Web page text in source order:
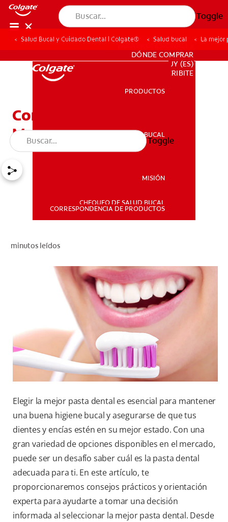
Toggle
SALUD BUCAL
PARA PROFESIONALES
DÓNDE COMPRAR
SUSCRIBITE
PARA PROFESIONALES
DÓNDE COMPRAR
UY (ES)
SUSCRIBITE
PRODUCTOS
SALUD BUCAL
MISIÓN
CHEQUEO DE SALUD BUCAL
CORRESPONDENCIA DE PRODUCTOS
Toggle
Salud Bucal y Cuidado Dental | Colgate® Salud bucal La
Consejos para Elegir la
Mejor Pasta Dental
minutos leídos
Elegir la mejor pasta dental es esencial para mantener
una buena higiene bucal y asegurarse de que tus
dientes y encías estén en su mejor estado. Con una
gran variedad de opciones disponibles en el mercado,
puede ser un desafío saber cuál es la pasta dental
adecuada para ti. En este artículo, te
proporcionaremos consejos prácticos y orientación
experta para ayudarte a tomar una decisión
informada al seleccionar la mejor pasta dental. Desde